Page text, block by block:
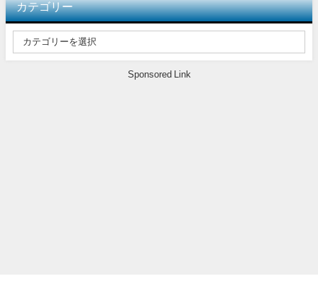
カテゴリー
Sponsored Link